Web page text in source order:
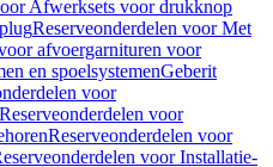
Afwerksets voor drukknop
Reserveonderdelen voor Met
afvoergarnituren voor
en spoelsystemenGeberit
voor
Reserveonderdelen voor
Reserveonderdelen voor
voor Installatie-